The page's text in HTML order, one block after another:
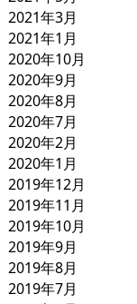
2021年3月
2021年1月
2020年10月
2020年9月
2020年8月
2020年7月
2020年2月
2020年1月
2019年12月
2019年11月
2019年10月
2019年9月
2019年8月
2019年7月